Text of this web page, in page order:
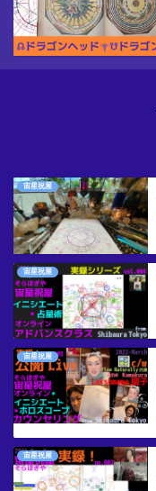
宙星祝屋
宙星祝屋
宙星祝屋
宙星祝屋